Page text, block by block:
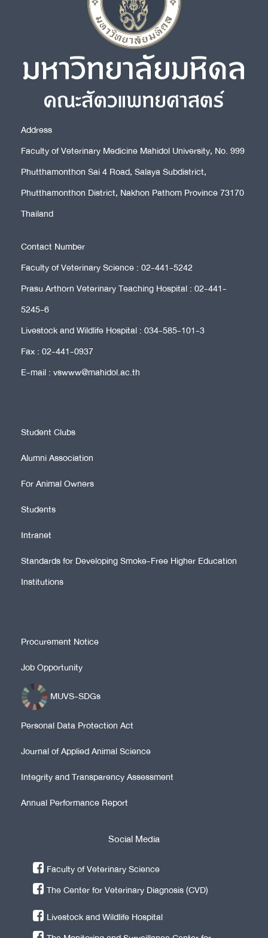
Address
Faculty of Veterinary Medicine Mahidol University, No. 999
Phutthamonthon Sai 4 Road, Salaya Subdistrict,
Phutthamonthon District, Nakhon Pathom Province 73170
Thailand
Contact Number
Faculty of Veterinary Science : 02-441-5242
Prasu Arthorn Veterinary Teaching Hospital : 02-441-
5245-6
Livestock and Wildlife Hospital : 034-585-101-3
Fax : 02-441-0937
E-mail : vswww@mahidol.ac.th
Student Clubs
Alumni Association
For Animal Owners
Students
Intranet
Standards for Developing Smoke-Free Higher Education
Institutions
Procurement Notice
Job Opportunity
MUVS-SDGs
Personal Data Protection Act
Journal of Applied Animal Science
Integrity and Transparency Assessment
Annual Performance Report
Social Media
Faculty of Veterinary Science
The Center for Veterinary Diagnosis (CVD)
Livestock and Wildlife Hospital